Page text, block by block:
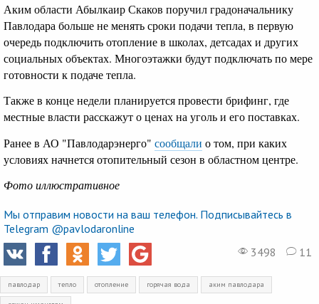
Аким области Абылкаир Скаков поручил градоначальнику
Павлодара больше не менять сроки подачи тепла, в первую
очередь подключить отопление в школах, детсадах и других
социальных объектах. Многоэтажки будут подключать по мере
готовности к подаче тепла.
Также в конце недели планируется провести брифинг, где
местные власти расскажут о ценах на уголь и его поставках.
Ранее в АО "Павлодарэнерго" сообщали о том, при каких
условиях начнется отопительный сезон в областном центре.
Фото иллюстративное
Мы отправим новости на ваш телефон. Подписывайтесь в
Telegram @pavlodaronline
3498
11
павлодар тепло отопление горячая вода аким павлодара